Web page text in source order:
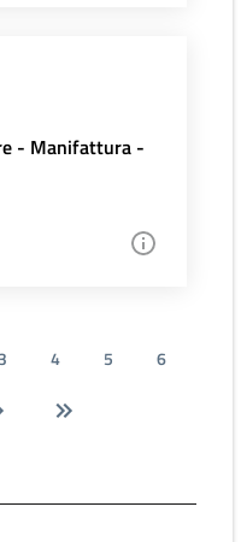
- Manifattura -
3 4 5
6